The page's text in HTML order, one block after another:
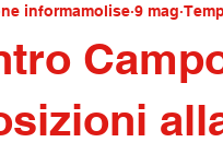
Molise cultura tradizioni e
informamolise 9 mag